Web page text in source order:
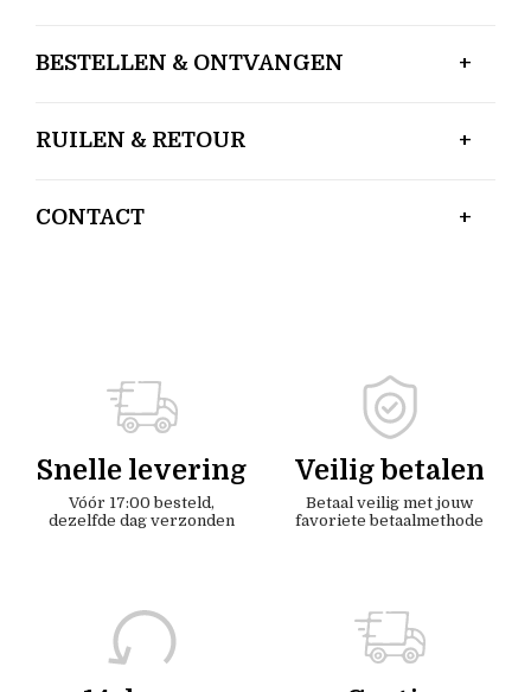
BESTELLEN & ONTVANGEN
RUILEN & RETOUR
CONTACT
Snelle levering
Vóór 17:00 besteld,
dezelfde dag verzonden
Veilig betalen
Betaal veilig met jouw
favoriete betaalmethode